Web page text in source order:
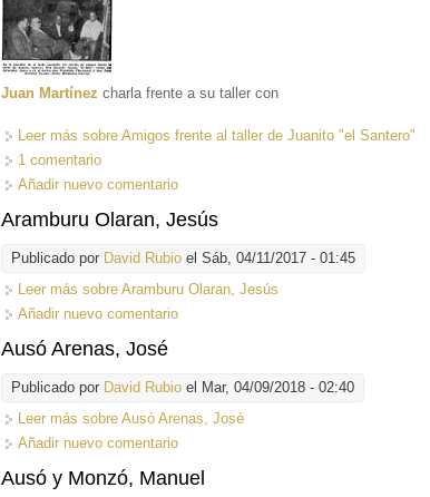
Juan Martínez charla frente a su taller con
Leer más sobre Amigos frente al taller de Juanito "el Santero"
1 comentario
Añadir nuevo comentario
Aramburu Olaran, Jesús
Publicado por David Rubio el Sáb, 04/11/2017 - 01:45
Leer más sobre Aramburu Olaran, Jesús
Añadir nuevo comentario
Ausó Arenas, José
Publicado por David Rubio el Mar, 04/09/2018 - 02:40
Leer más sobre Ausó Arenas, José
Añadir nuevo comentario
Ausó y Monzó, Manuel